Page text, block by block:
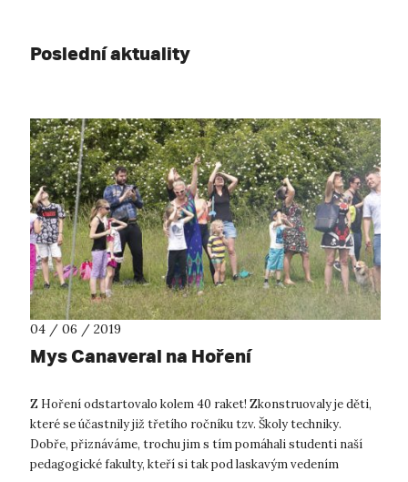
Poslední aktuality
04 / 06 / 2019
Mys Canaveral na Hoření
Z Hoření odstartovalo kolem 40 raket! Zkonstruovaly je děti,
které se účastnily již třetího ročníku tzv. Školy techniky.
Dobře, přiznáváme, trochu jim s tím pomáhali studenti naší
pedagogické fakulty, kteří si tak pod laskavým vedením